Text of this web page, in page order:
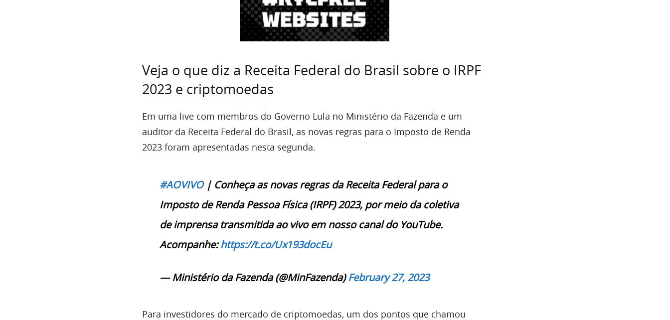
Veja o que diz a Receita Federal do Brasil sobre o IRPF
2023 e criptomoedas
Em uma live com membros do Governo Lula no Ministério da Fazenda e um
auditor da Receita Federal do Brasil, as novas regras para o Imposto de Renda
2023 foram apresentadas nesta segunda.
#AOVIVO| Conheça as novas regras da Receita Federal para o
Imposto de Renda Pessoa Física (IRPF) 2023, por meio da coletiva
de imprensa transmitida ao vivo em nosso canal do YouTube.
Acompanhe:https://t.co/Ux193docEu
— Ministério da Fazenda (@MinFazenda)February 27, 2023
Para investidores do mercado de criptomoedas, um dos pontos que chamou